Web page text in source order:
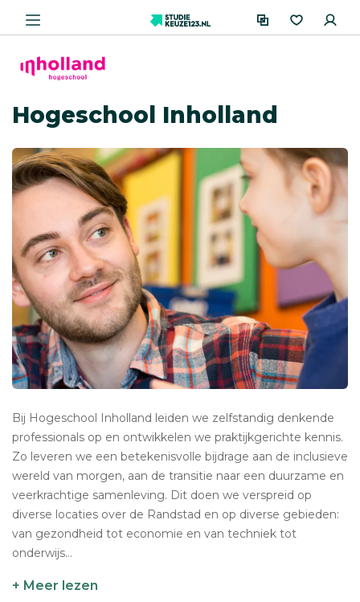
Hogeschool Inholland
Bij Hogeschool Inholland leiden we zelfstandig denkende
professionals op en ontwikkelen we praktijkgerichte kennis.
Zo leveren we een betekenisvolle bijdrage aan de inclusieve
wereld van morgen, aan de transitie naar een duurzame en
veerkrachtige samenleving. Dit doen we verspreid op
diverse locaties over de Randstad en op diverse gebieden:
van gezondheid tot economie en van techniek tot
onderwijs...
+ Meer lezen